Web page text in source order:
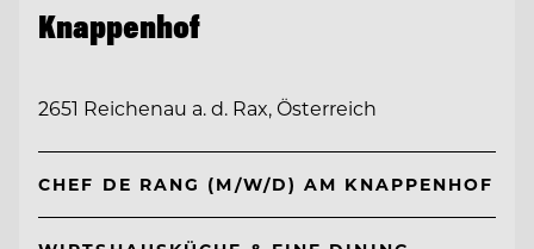
Knappenhof
2651 Reichenau a. d. Rax, Österreich
CHEF DE RANG (M/W/D) AM KNAPPENHOF